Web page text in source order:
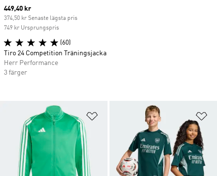
Lägg till på önskelistan
Current price
449,40 kr
374,50 kr Senaste lägsta pris
749 kr Ursprungspris
(60)
Tiro 24 Competition Träningsjacka
Herr Performance
3 färger